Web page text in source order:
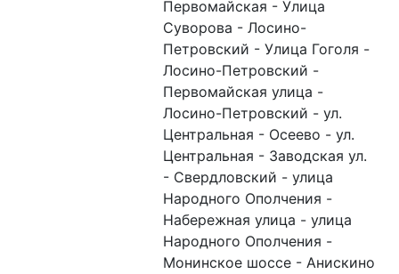
Первомайская - Улица
Суворова - Лосино-
Петровский - Улица Гоголя -
Лосино-Петровский -
Первомайская улица -
Лосино-Петровский - ул.
Центральная - Осеево - ул.
Центральная - Заводская ул.
- Свердловский - улица
Народного Ополчения -
Набережная улица - улица
Народного Ополчения -
Монинское шоссе - Анискино